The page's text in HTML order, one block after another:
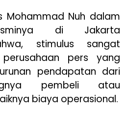
Mohammad Nuh dalam
di Jakarta
stimulus sangat
pers yang
pendapatan dari
pembeli atau
biaya operasional.